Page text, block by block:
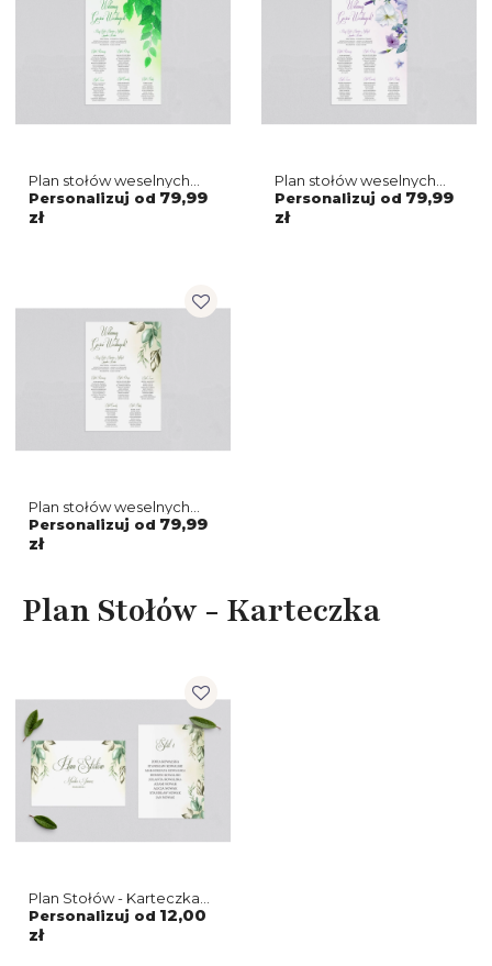
Plan stołów weselnych
About You - Motyw 3
Personalizuj od 79,99
zł
Plan stołów weselnych
About You - Motyw 2
Personalizuj od 79,99
zł
Plan stołów weselnych
About You - Motyw 1
Personalizuj od 79,99
zł
Plan Stołów - Karteczka
Plan Stołów - Karteczka
About You Motyw 1
Personalizuj od 12,00
zł